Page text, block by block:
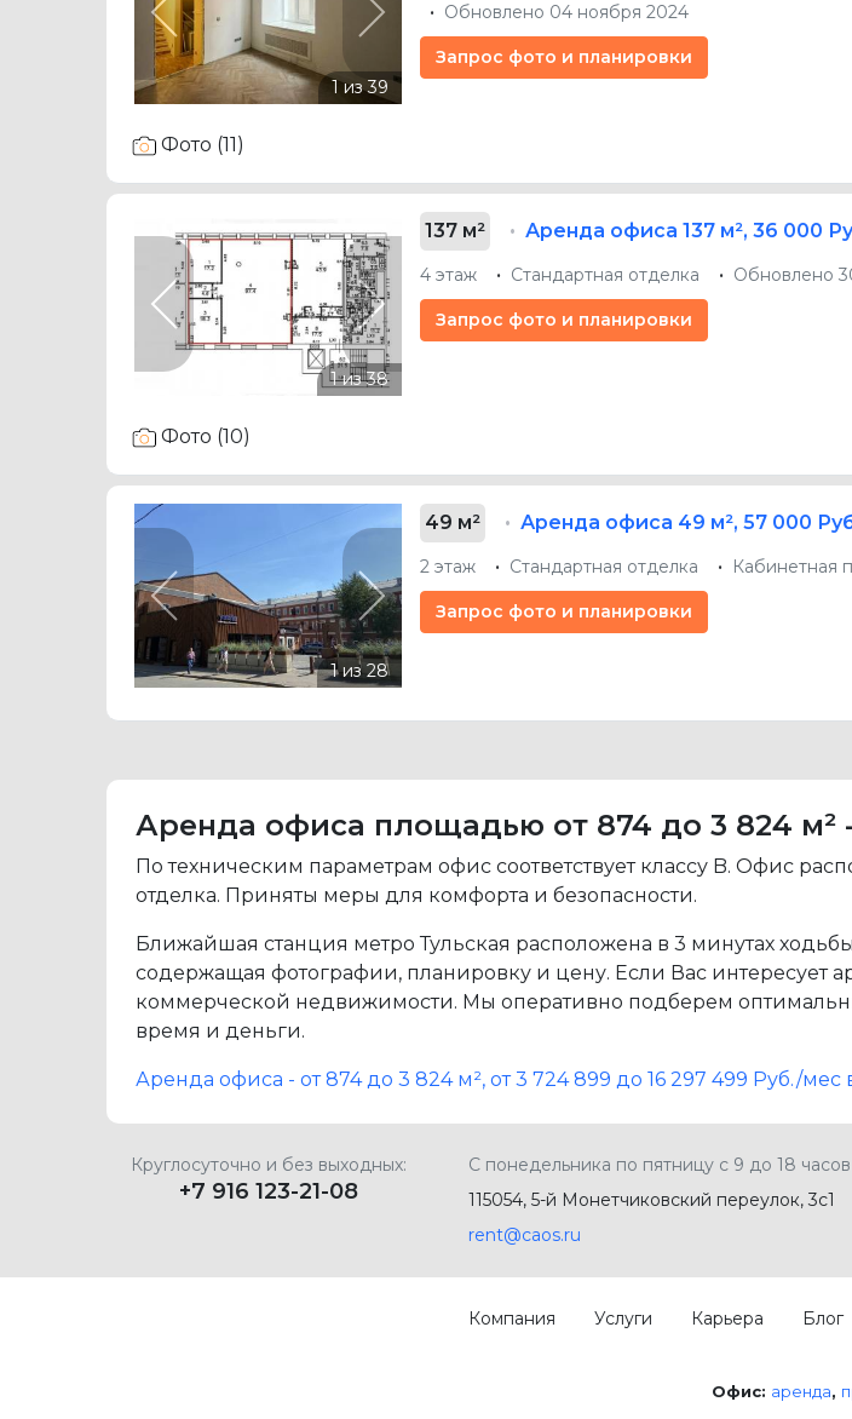
Previous Next
Обновлено 04 ноября 2024
Запрос фото и планировки
Фото (11)
Previous Next
137 м² Аренда офиса137 м²,36 000
4 этаж Стандартная отделка Обновлено
Запрос фото и планировки
Фото (10)
Previous Next
49 м² Аренда офиса 49 м²,57 000
2 этаж Стандартная отделка Кабинетная
Запрос фото и планировки
Аренда офиса площадью от 874 до 3 824 м² -
По техническим параметрам офис соответствует классу B. Офис
отделка. Приняты меры для комфорта и безопасности.
Ближайшая станция метро Тульская расположена в 3 минутах
содержащая фотографии, планировку и цену. Если Вас интересует
коммерческой недвижимости. Мы оперативно подберем
время и деньги.
Аренда офиса - от 874 до 3 824 м², от 3 724 899 до 16 297 499 Руб./
Круглосуточно и без выходных:
+7 916 123-21-08
С понедельника по пятницу с 9 до 18 часов
115054, 5-й Монетчиковский переулок, 3с1
rent@caos.ru
Компания Услуги Карьера Блог
Офис: аренда